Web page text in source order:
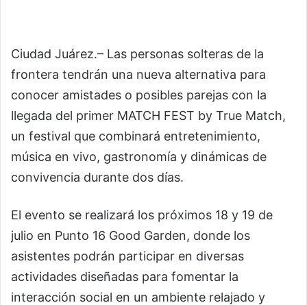
Ciudad Juárez.– Las personas solteras de la
frontera tendrán una nueva alternativa para
conocer amistades o posibles parejas con la
llegada del primer MATCH FEST by True Match,
un festival que combinará entretenimiento,
música en vivo, gastronomía y dinámicas de
convivencia durante dos días.
El evento se realizará los próximos 18 y 19 de
julio en Punto 16 Good Garden, donde los
asistentes podrán participar en diversas
actividades diseñadas para fomentar la
interacción social en un ambiente relajado y